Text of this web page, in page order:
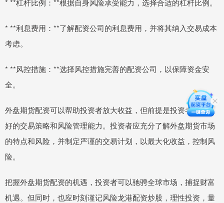
* **利息费用：**了解配资公司的利息费用，并将其纳入交易成本
考虑。
* **风控措施：**选择风控措施完善的配资公司，以保障资金安
全。
外盘期货配资可以帮助投资者放大收益，但前提是投资者具备良
好的交易策略和风险管理能力。投资者应充分了解外盘期货市场
的特点和风险，并制定严谨的交易计划，以最大化收益，控制风
险。
把握外盘期货配资的机遇，投资者可以驰骋全球市场，捕捉财富
机遇。但同时，也应时刻谨记风险龙港配资炒股，理性投资，量